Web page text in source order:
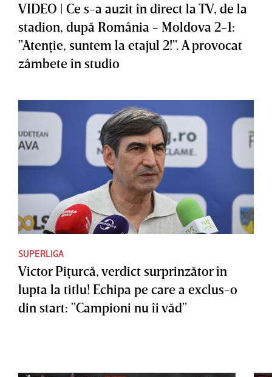
VIDEO | Ce s-a auzit în direct la TV, de la
stadion, după România - Moldova 2-1:
"Atenţie, suntem la etajul 2!". A provocat
zâmbete în studio
SUPERLIGA
Victor Piţurcă, verdict surprinzător în
lupta la titlu! Echipa pe care a exclus-o
din start: "Campioni nu îi văd"